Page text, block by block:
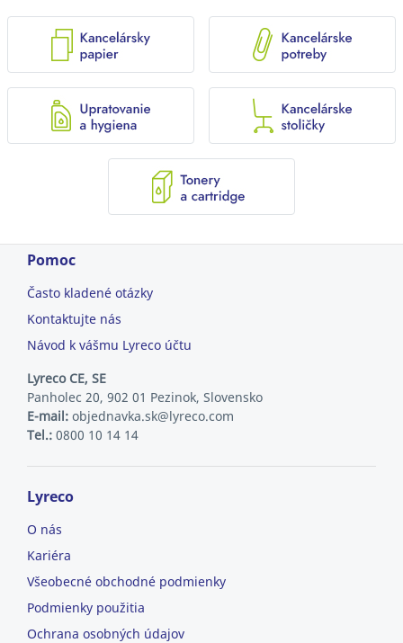
Pomoc
Často kladené otázky
Kontaktujte nás
Návod k vášmu Lyreco účtu
Lyreco CE, SE
Panholec 20, 902 01 Pezinok, Slovensko
E-mail: objednavka.sk@lyreco.com
Tel.: 0800 10 14 14
Lyreco
O nás
Kariéra
Všeobecné obchodné podmienky
Podmienky použitia
Ochrana osobných údajov